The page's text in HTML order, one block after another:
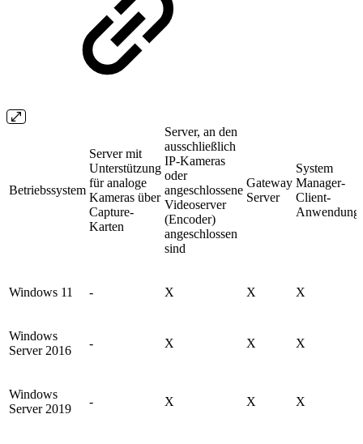
Betriebssystem
Server mit
Unterstützung
für analoge
Kameras über
Capture-
Karten
Server, an den
ausschließlich
IP-Kameras
oder
angeschlossene
Videoserver
(Encoder)
angeschlossen
sind
Gateway
Server
System
Manager-
Client-
Anwendung
Windows 11 - X X X
Windows
Server 2016
- X X X
Windows
Server 2019
- X X X